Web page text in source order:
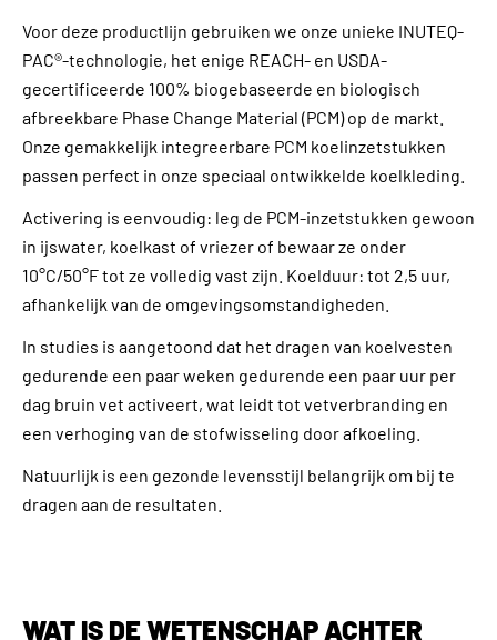
Voor deze productlijn gebruiken we onze unieke INUTEQ-
PAC®-technologie, het enige REACH- en USDA-
gecertificeerde 100% biogebaseerde en biologisch
afbreekbare Phase Change Material (PCM) op de markt.
Onze gemakkelijk integreerbare PCM koelinzetstukken
passen perfect in onze speciaal ontwikkelde koelkleding.
Activering is eenvoudig: leg de PCM-inzetstukken gewoon
in ijswater, koelkast of vriezer of bewaar ze onder
10°C/50°F tot ze volledig vast zijn. Koelduur: tot 2,5 uur,
afhankelijk van de omgevingsomstandigheden.
In studies is aangetoond dat het dragen van koelvesten
gedurende een paar weken gedurende een paar uur per
dag bruin vet activeert, wat leidt tot vetverbranding en
een verhoging van de stofwisseling door afkoeling.
Natuurlijk is een gezonde levensstijl belangrijk om bij te
dragen aan de resultaten.
WAT IS DE WETENSCHAP ACHTER